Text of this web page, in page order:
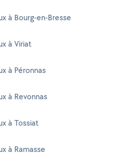
à Bourg-en-Bresse
à Viriat
à Péronnas
à Revonnas
à Tossiat
à Ramasse